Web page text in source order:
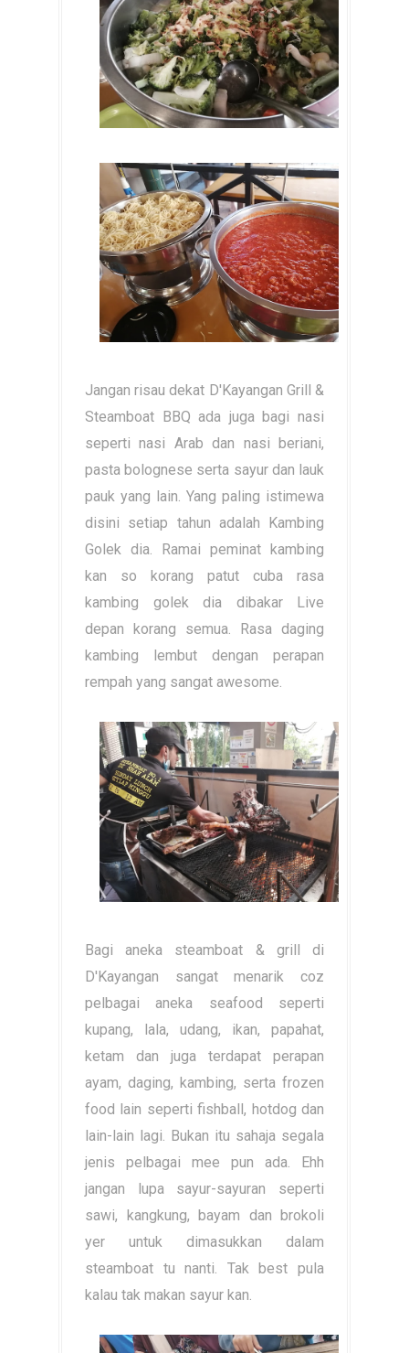
Jangan risau dekat D'Kayangan Grill &
Steamboat BBQ ada juga bagi nasi
seperti nasi Arab dan nasi beriani,
pasta bolognese serta sayur dan lauk
pauk yang lain. Yang paling istimewa
disini setiap tahun adalah Kambing
Golek dia. Ramai peminat kambing
kan so korang patut cuba rasa
kambing golek dia dibakar Live
depan korang semua. Rasa daging
kambing lembut dengan perapan
rempah yang sangat awesome.
Bagi aneka steamboat & grill di
D'Kayangan sangat menarik coz
pelbagai aneka seafood seperti
kupang, lala, udang, ikan, papahat,
ketam dan juga terdapat perapan
ayam, daging, kambing, serta frozen
food lain seperti fishball, hotdog dan
lain-lain lagi. Bukan itu sahaja segala
jenis pelbagai mee pun ada. Ehh
jangan lupa sayur-sayuran seperti
sawi, kangkung, bayam dan brokoli
yer untuk dimasukkan dalam
steamboat tu nanti. Tak best pula
kalau tak makan sayur kan.